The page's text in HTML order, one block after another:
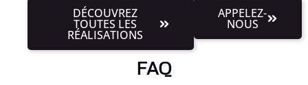
DÉCOUVREZ
TOUTES LES
RÉALISATIONS
APPELEZ-
NOUS
FAQ